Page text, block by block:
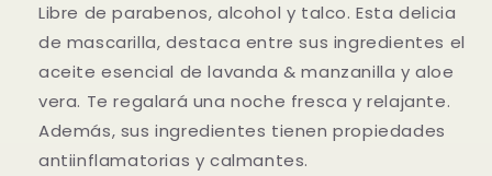
Libre de parabenos, alcohol y talco. Esta delicia
de mascarilla, destaca entre sus ingredientes el
aceite esencial de lavanda & manzanilla y aloe
vera. Te regalará una noche fresca y relajante.
Además, sus ingredientes tienen propiedades
antiinflamatorias y calmantes.